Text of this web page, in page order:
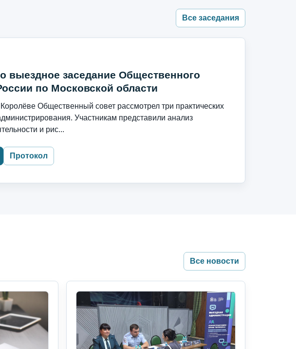
Все заседания
выездное заседание Общественного
по Московской области
Общественный совет рассмотрел три практических
Участникам представили анализ
и рис...
Протокол
Все новости